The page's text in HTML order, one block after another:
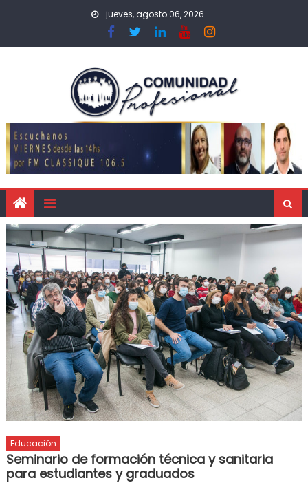
jueves, agosto 06, 2026
Educación
Seminario de formación técnica y sanitaria
para estudiantes y graduados